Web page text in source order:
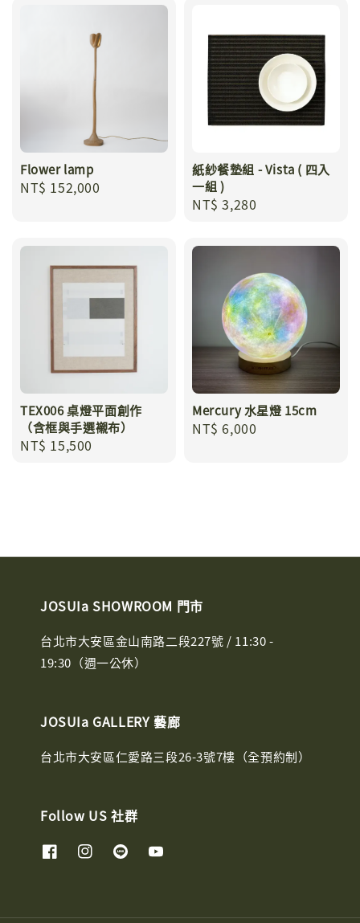
Flower lamp
Regular
NT$ 152,000
紙紗餐墊組 - Vista ( 四入
一組 )
Regular
NT$ 3,280
TEX006 桌燈平面創作
（含框與手選襯布）
Regular
NT$ 15,500
Mercury 水星燈 15cm
Regular
NT$ 6,000
JOSUIa SHOWROOM 門市
台北市大安區金山南路二段227號 / 11:30 -
19:30（週一公休）
JOSUIa GALLERY 藝廊
台北市大安區仁愛路三段26-3號7樓（全預約制）
Follow US 社群